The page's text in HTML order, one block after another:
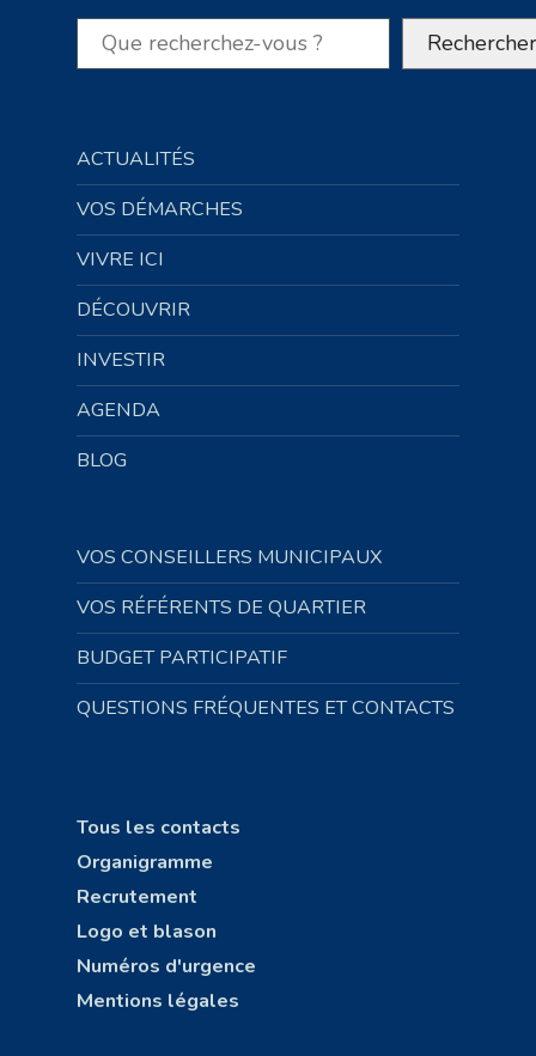
Rechercher Rechercher
ACTUALITÉS
VOS DÉMARCHES
VIVRE ICI
DÉCOUVRIR
INVESTIR
AGENDA
BLOG
VOS CONSEILLERS MUNICIPAUX
VOS RÉFÉRENTS DE QUARTIER
BUDGET PARTICIPATIF
QUESTIONS FRÉQUENTES ET CONTACTS
Tous les contacts
Organigramme
Recrutement
Logo et blason
Numéros d'urgence
Mentions légales